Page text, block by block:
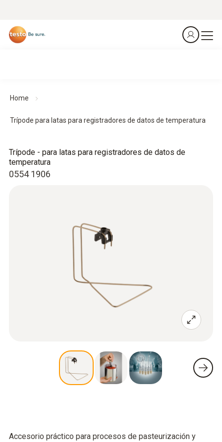
Home
Trípode para latas para registradores de datos de temperatura
0554 1906
Trípode - para latas para registradores de datos de
temperatura
Accesorio práctico para procesos de pasteurización y